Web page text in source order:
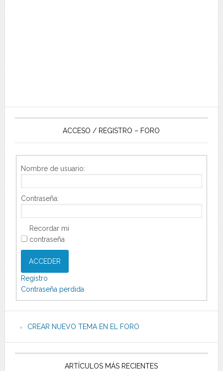
ACCESO / REGISTRO – FORO
Nombre de usuario:
Contraseña:
Recordar mi
contraseña
ACCEDER
Registro
Contraseña perdida
CREAR NUEVO TEMA EN EL FORO
ARTÍCULOS MÁS RECIENTES